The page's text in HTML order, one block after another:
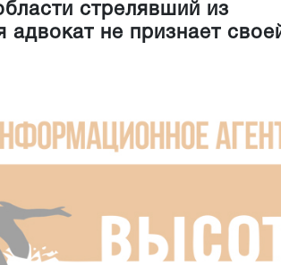
стрелявший из
адвокат не признает